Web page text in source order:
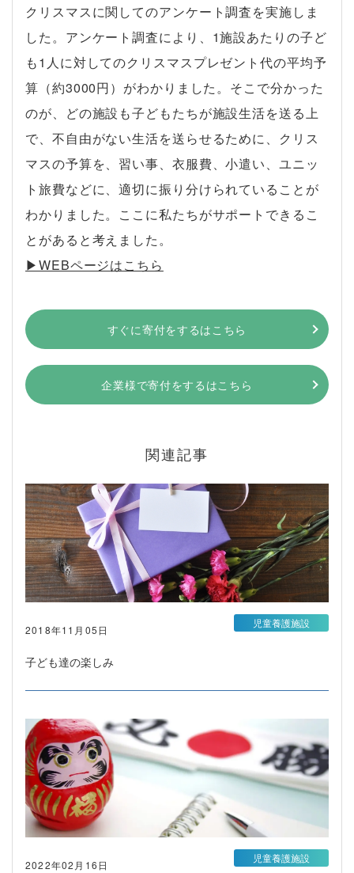
クリスマスに関してのアンケート調査を実施しま
した。アンケート調査により、1施設あたりの子ど
も1人に対してのクリスマスプレゼント代の平均予
算（約3000円）がわかりました。そこで分かった
のが、どの施設も子どもたちが施設生活を送る上
で、不自由がない生活を送らせるために、クリス
マスの予算を、習い事、衣服費、小遣い、ユニッ
ト旅費などに、適切に振り分けられていることが
わかりました。ここに私たちがサポートできるこ
とがあると考えました。
▶︎WEBページはこちら
すぐに寄付をするはこちら
企業様で寄付をするはこちら
関連記事
2018年11月05日
子ども達の楽しみ
児童養護施設
2022年02月16日
児童養護施設